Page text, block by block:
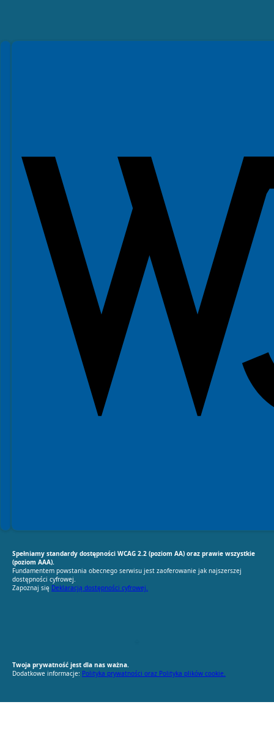
Spełniamy standardy WCAG 2.2
Spełniamy standardy W3C
Spełniamy standardy dostępności WCAG 2.2 (poziom AA) oraz prawie wszystkie
(poziom AAA).
Fundamentem powstania obecnego serwisu jest zaoferowanie jak najszerszej
dostępności cyfrowej.
Zapoznaj się Deklaracją dostępności cyfrowej.
Twoja prywatność jest dla nas ważna.
Dodatkowe informacje: Polityka prywatności oraz Polityka plików cookie.